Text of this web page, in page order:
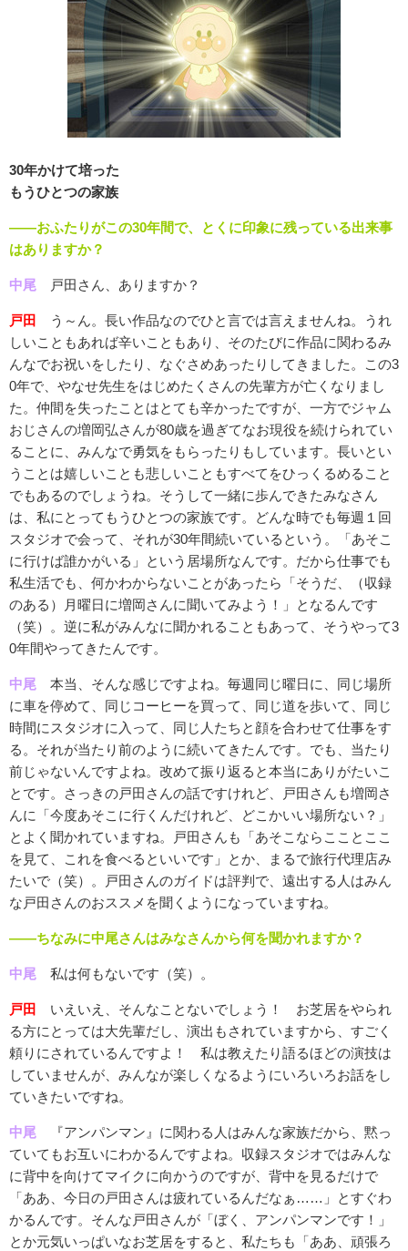
30年かけて培った
もうひとつの家族
――おふたりがこの30年間で、とくに印象に残っている出来事
はありますか？
中尾 戸田さん、ありますか？
戸田
う～ん。長い作品なのでひと言では言えませんね。うれ
しいこともあれば辛いこともあり、そのたびに作品に関わるみ
んなでお祝いをしたり、なぐさめあったりしてきました。この3
0年で、やなせ先生をはじめたくさんの先輩方が亡くなりまし
た。仲間を失ったことはとても辛かったですが、一方でジャム
おじさんの増岡弘さんが80歳を過ぎてなお現役を続けられてい
ることに、みんなで勇気をもらったりもしています。長いとい
うことは嬉しいことも悲しいこともすべてをひっくるめること
でもあるのでしょうね。そうして一緒に歩んできたみなさん
は、私にとってもうひとつの家族です。どんな時でも毎週１回
スタジオで会って、それが30年間続いているという。「あそこ
に行けば誰かがいる」という居場所なんです。だから仕事でも
私生活でも、何かわからないことがあったら「そうだ、（収録
のある）月曜日に増岡さんに聞いてみよう！」となるんです
（笑）。逆に私がみんなに聞かれることもあって、そうやって3
0年間やってきたんです。
中尾 本当、そんな感じですよね。毎週同じ曜日に、同じ場所
に車を停めて、同じコーヒーを買って、同じ道を歩いて、同じ
時間にスタジオに入って、同じ人たちと顔を合わせて仕事をす
る。それが当たり前のように続いてきたんです。でも、当たり
前じゃないんですよね。改めて振り返ると本当にありがたいこ
とです。さっきの戸田さんの話ですけれど、戸田さんも増岡さ
んに「今度あそこに行くんだけれど、どこかいい場所ない？」
とよく聞かれていますね。戸田さんも「あそこならこことここ
を見て、これを食べるといいです」とか、まるで旅行代理店み
たいで（笑）。戸田さんのガイドは評判で、遠出する人はみん
な戸田さんのおススメを聞くようになっていますね。
――ちなみに中尾さんはみなさんから何を聞かれますか？
中尾 私は何もないです（笑）。
戸田
いえいえ、そんなことないでしょう！ お芝居をやられ
る方にとっては大先輩だし、演出もされていますから、すごく
頼りにされているんですよ！ 私は教えたり語るほどの演技は
していませんが、みんなが楽しくなるようにいろいろお話をし
ていきたいですね。
中尾 『アンパンマン』に関わる人はみんな家族だから、黙っ
ていてもお互いにわかるんですよね。収録スタジオではみんな
に背中を向けてマイクに向かうのですが、背中を見るだけで
「ああ、今日の戸田さんは疲れているんだなぁ……」とすぐわ
かるんです。そんな戸田さんが「ぼく、アンパンマンです！」
とか元気いっぱいなお芝居をすると、私たちも「ああ、頑張ろ